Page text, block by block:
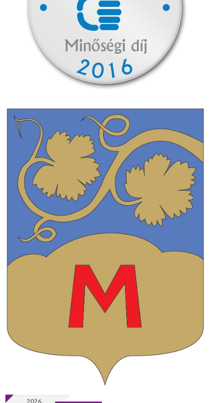
2026.